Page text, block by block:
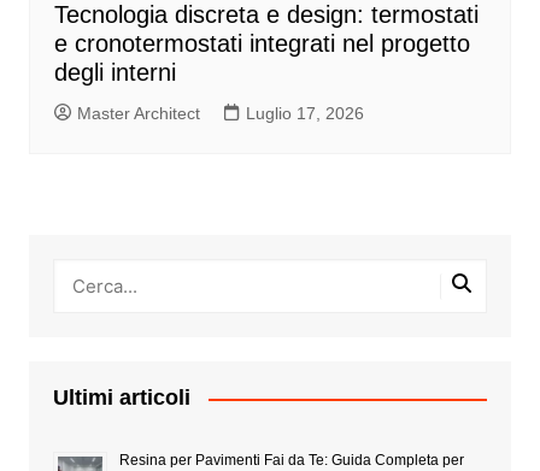
Tecnologia discreta e design: termostati
e cronotermostati integrati nel progetto
degli interni
Master Architect Luglio 17, 2026
Ultimi articoli
Resina per Pavimenti Fai da Te: Guida Completa per